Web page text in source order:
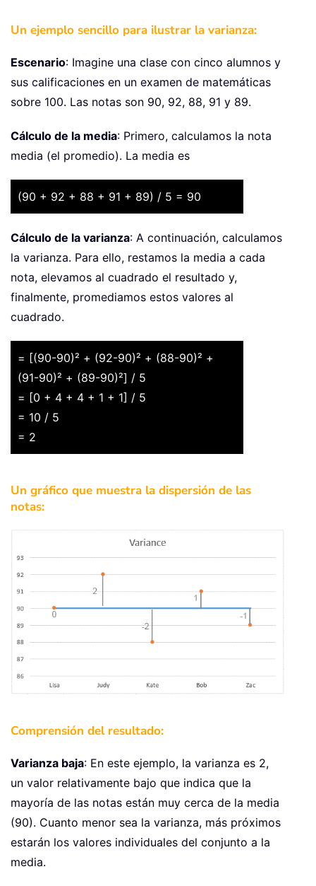
Un ejemplo sencillo para ilustrar la varianza:
Escenario: Imagine una clase con cinco alumnos y
sus calificaciones en un examen de matemáticas
sobre 100. Las notas son 90, 92, 88, 91 y 89.
Cálculo de la media: Primero, calculamos la nota
media (el promedio). La media es
(90 + 92 + 88 + 91 + 89) / 5 = 90
Cálculo de la varianza: A continuación, calculamos
la varianza. Para ello, restamos la media a cada
nota, elevamos al cuadrado el resultado y,
finalmente, promediamos estos valores al
cuadrado.
= [(90-90)² + (92-90)² + (88-90)² +
(91-90)² + (89-90)²] / 5
= [0 + 4 + 4 + 1 + 1] / 5
= 10 / 5
= 2
Un gráfico que muestra la dispersión de las
notas:
Comprensión del resultado:
Varianza baja: En este ejemplo, la varianza es 2,
un valor relativamente bajo que indica que la
mayoría de las notas están muy cerca de la media
(90). Cuanto menor sea la varianza, más próximos
estarán los valores individuales del conjunto a la
media.